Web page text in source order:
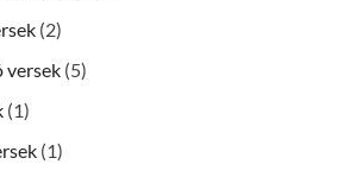
(2)
versek (5)
(1)
(1)